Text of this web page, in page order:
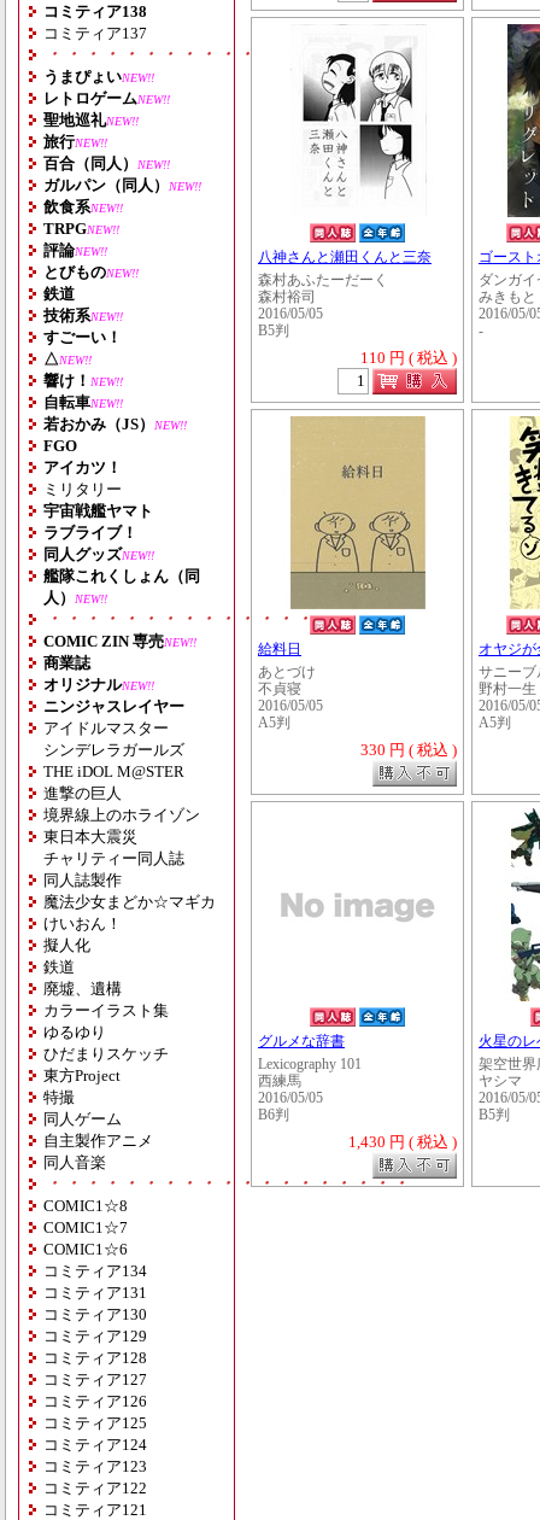
コミティア138
コミティア137
・・・・・・・・・・・・・・・・・・・
うまぴょいNEW!!
レトロゲームNEW!!
聖地巡礼NEW!!
旅行NEW!!
百合（同人） NEW!!
ガルパン（同人） NEW!!
飲食系NEW!!
TRPGNEW!!
評論NEW!!
とびものNEW!!
鉄道
技術系NEW!!
すごーい！
△NEW!!
響け！ NEW!!
自転車NEW!!
若おかみ（JS） NEW!!
FGO
アイカツ！
ミリタリー
宇宙戦艦ヤマト
ラブライブ！
同人グッズNEW!!
艦隊これくしょん（同
人）
NEW!!
・・・・・・・・・・・・・・・・・・・
COMIC ZIN 専売NEW!!
商業誌
オリジナルNEW!!
ニンジャスレイヤー
アイドルマスター
シンデレラガールズ
THE iDOL M@STER
進撃の巨人
境界線上のホライゾン
東日本大震災
チャリティー同人誌
同人誌製作
魔法少女まどか☆マギカ
けいおん！
擬人化
鉄道
廃墟、遺構
カラーイラスト集
ゆるゆり
ひだまりスケッチ
東方Project
特撮
同人ゲーム
自主製作アニメ
同人音楽
・・・・・・・・・・・・・・・・・・・
COMIC1☆8
COMIC1☆7
COMIC1☆6
コミティア134
コミティア131
コミティア130
コミティア129
コミティア128
コミティア127
コミティア126
コミティア125
コミティア124
コミティア123
コミティア122
コミティア121
八神さんと瀬田くんと三奈
森村あふたーだーく
森村裕司
2016/05/05
B5判
110 円 ( 税込 )
ゴース
ダンガ
みきもと
2016/05/
-
給料日
あとづけ
不貞寝
2016/05/05
A5判
330 円 ( 税込 )
オヤジ
サニーブ
野村一生
2016/05/
A5判
グルメな辞書
Lexicography 101
西練馬
2016/05/05
B6判
1,430 円 ( 税込 )
火星の
架空世界
ヤシマ
2016/05/
B5判